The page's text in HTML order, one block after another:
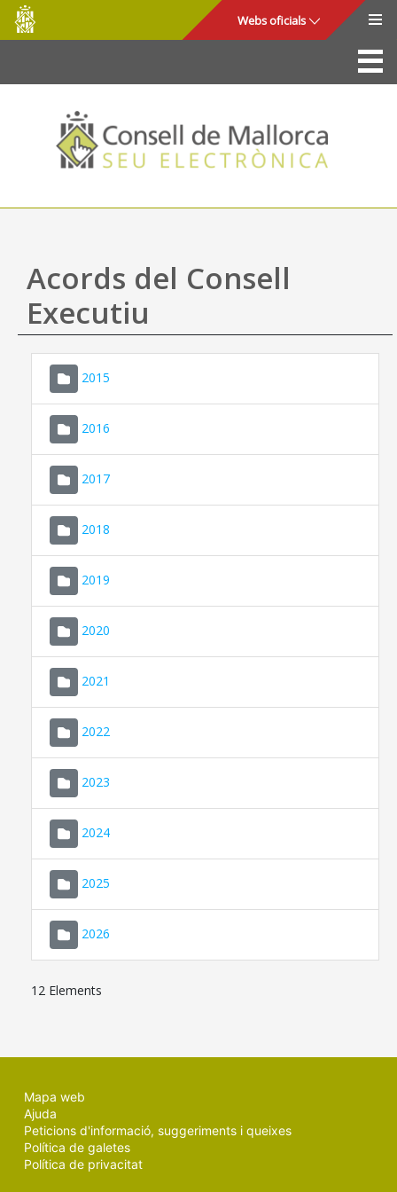
Salta al contingut principal
Consell
de
Mallorca
Webs oficials
La Seu
Consell de Mallorca
Accés i seguretat
Utilitats
Ajuda
Acords del Consell
Executiu
2015
2016
2017
2018
2019
2020
2021
2022
2023
2024
2025
2026
12 Elements
Mapa web
Ajuda
Peticions d'informació, suggeriments i queixes
Política de galetes
Política de privacitat